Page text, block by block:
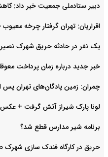
دبیر ستادملی جمعیت خبر داد: کاهش
اقراریان: تهران گرفتار چرخه
یک نفر در حادثه حریق شهرک
خبر جدید درباره زمان پرداخت
چمران: زمین پادگان‌های تهران پس
لونا پارک شیراز آتش گرفت + عکس
برنامه شیر مدارس قطع شد؟
حریق در کارگاه فندک سازی شهرک